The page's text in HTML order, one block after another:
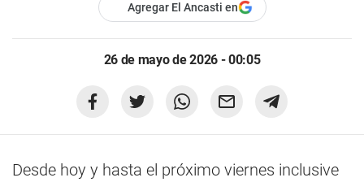
Agregar El Ancasti en
26 de mayo de 2026 - 00:05
Desde hoy y hasta el próximo viernes inclusive